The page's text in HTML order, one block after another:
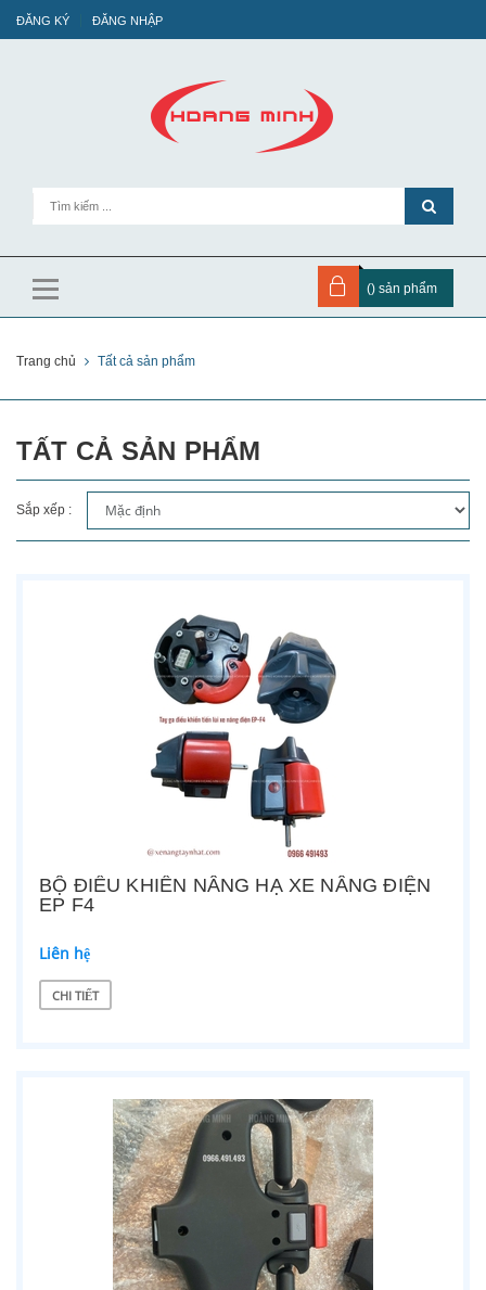
ĐĂNG KÝ ĐĂNG NHẬP
() sản phẩm
Trang chủ Tất cả sản phẩm
TẤT CẢ SẢN PHẨM
Sắp xếp :
BỘ ĐIỀU KHIỂN NÂNG HẠ XE NÂNG ĐIỆN
EP F4
Liên hệ
CHI TIẾT